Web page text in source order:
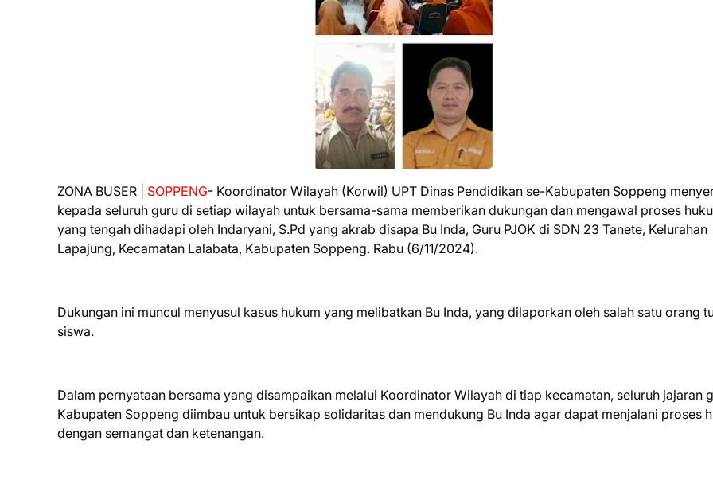
ZONA BUSER | SOPPENG- Koordinator Wilayah (Korwil) UPT Dinas Pendidikan se-Kabupaten Soppeng
kepada seluruh guru di setiap wilayah untuk bersama-sama memberikan dukungan dan mengawal proses
yang tengah dihadapi oleh Indaryani, S.Pd yang akrab disapa Bu Inda, Guru PJOK di SDN 23 Tanete, Kelurahan
Lapajung, Kecamatan Lalabata, Kabupaten Soppeng. Rabu (6/11/2024).
Dukungan ini muncul menyusul kasus hukum yang melibatkan Bu Inda, yang dilaporkan oleh salah satu orang
siswa.
Dalam pernyataan bersama yang disampaikan melalui Koordinator Wilayah di tiap kecamatan, seluruh jajaran
Kabupaten Soppeng diimbau untuk bersikap solidaritas dan mendukung Bu Inda agar dapat menjalani proses
dengan semangat dan ketenangan.